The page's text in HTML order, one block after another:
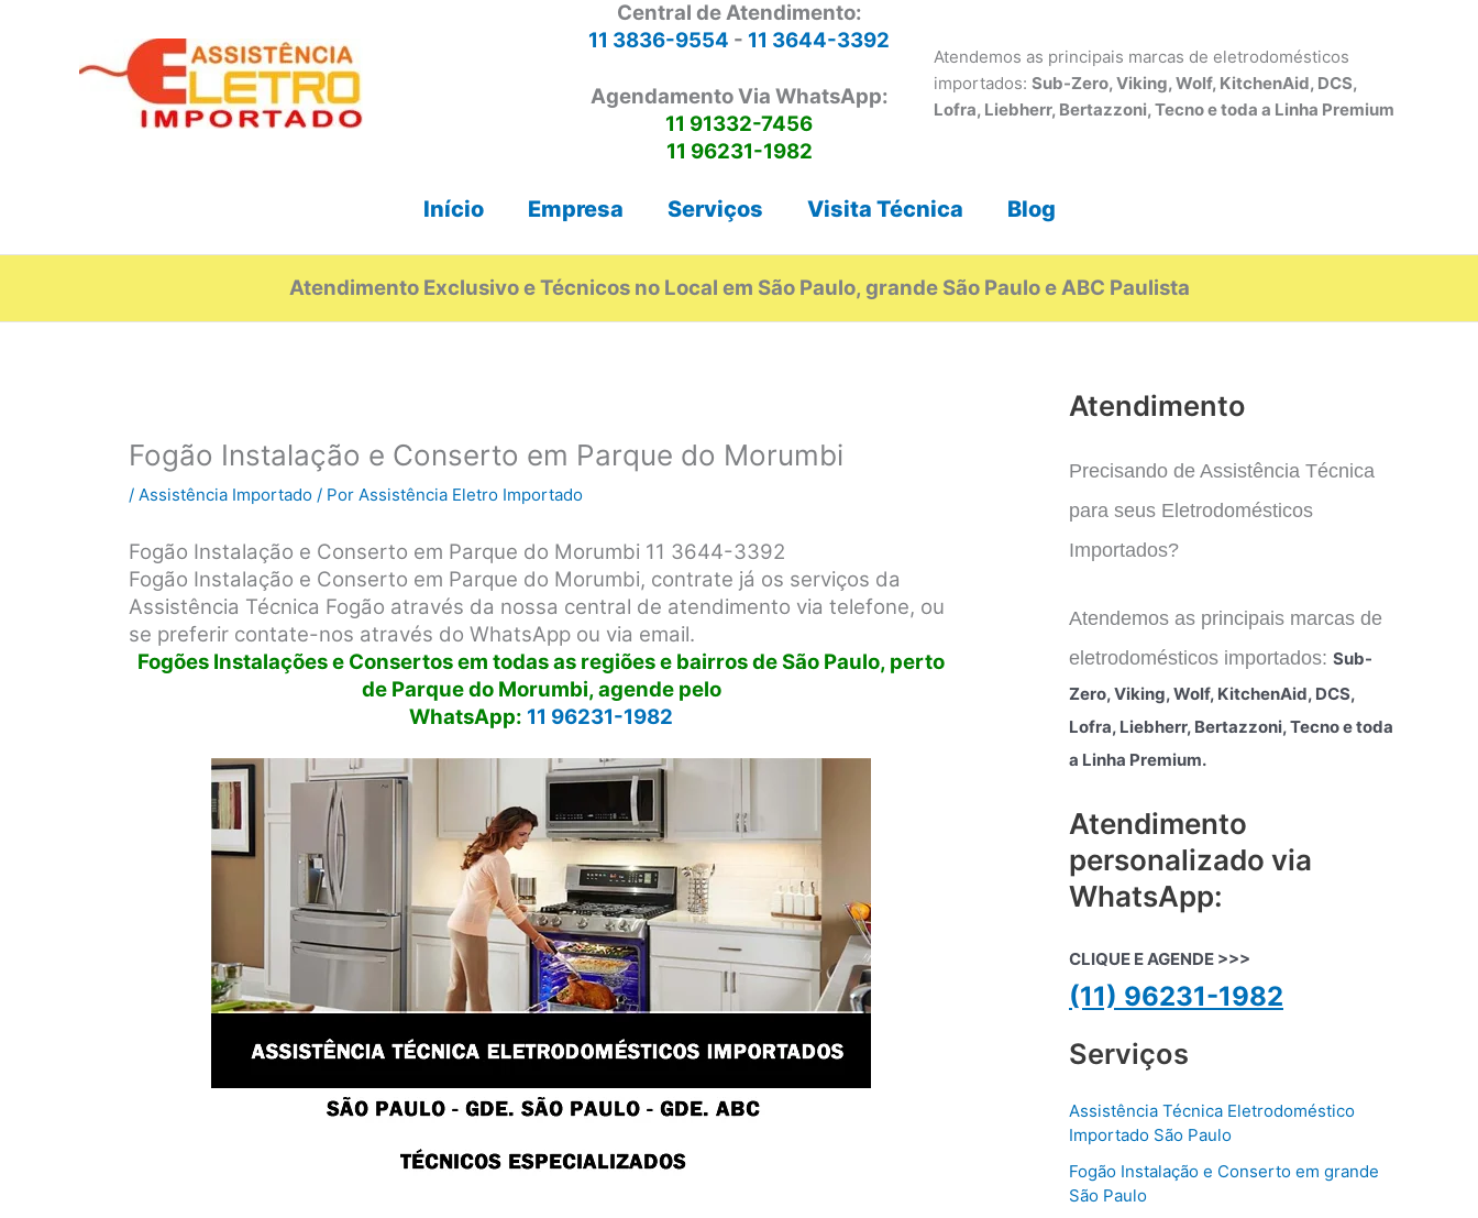
Central de Atendimento:
11 3836-9554 - 11 3644-3392
Agendamento Via WhatsApp:
11 91332-7456
11 96231-1982
Atendemos as principais marcas de eletrodomésticos
importados: Sub-Zero, Viking, Wolf, KitchenAid, DCS,
Lofra, Liebherr, Bertazzoni, Tecno e toda a Linha Premium
Início Empresa Serviços Visita Técnica Blog
Atendimento Exclusivo e Técnicos no Local em São Paulo, grande São Paulo e ABC Paulista
Fogão Instalação e Conserto em Parque do Morumbi
/ Assistência Importado / Por Assistência Eletro Importado
Fogão Instalação e Conserto em Parque do Morumbi 11 3644-3392
Fogão Instalação e Conserto em Parque do Morumbi, contrate já os serviços da
Assistência Técnica Fogão através da nossa central de atendimento via telefone, ou
se preferir contate-nos através do WhatsApp ou via email.
Fogões Instalações e Consertos em todas as regiões e bairros de São Paulo, perto
de Parque do Morumbi, agende pelo
WhatsApp: 11 96231-1982
Atendimento
Precisando de Assistência Técnica
para seus Eletrodomésticos
Importados?
Atendemos as principais marcas de
eletrodomésticos importados: Sub-
Zero, Viking, Wolf, KitchenAid, DCS,
Lofra, Liebherr, Bertazzoni, Tecno e toda
a Linha Premium.
Atendimento
personalizado via
WhatsApp:
CLIQUE E AGENDE >>>
(11) 96231-1982
Serviços
Assistência Técnica Eletrodoméstico
Importado São Paulo
Fogão Instalação e Conserto em grande
São Paulo